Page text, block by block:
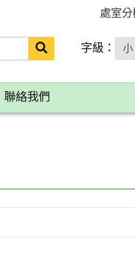
處室分
送出 字級： 小
聯絡我們